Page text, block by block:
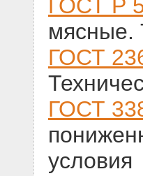
ГОСТ Р
мясные.
ГОСТ
ГОСТ
условия